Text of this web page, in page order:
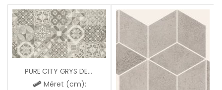
PURE CITY GRYS DEKOR
Méret (cm):